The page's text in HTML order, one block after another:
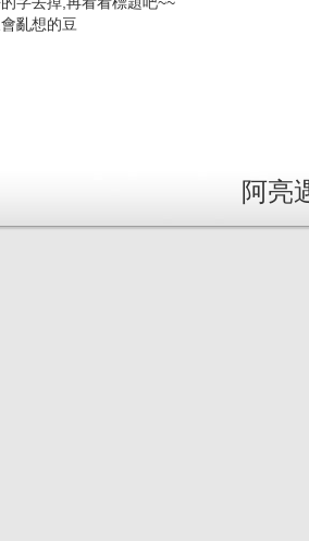
亂想的豆
阿亮